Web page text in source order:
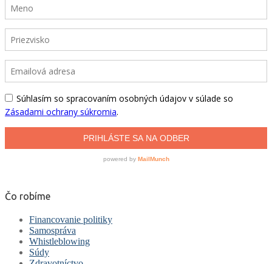
Čo robíme
Financovanie politiky
Samospráva
Whistleblowing
Súdy